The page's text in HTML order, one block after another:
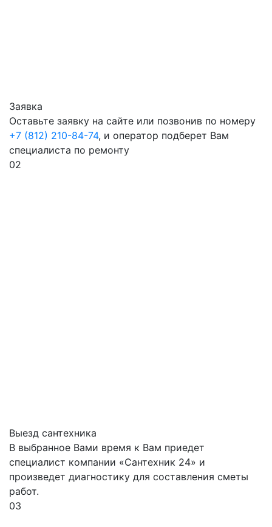
Заявка
Оставьте заявку на сайте или позвонив по номеру
+7 (812) 210-84-74, и оператор подберет Вам
специалиста по ремонту
02
Выезд сантехника
В выбранное Вами время к Вам приедет
специалист компании «Сантехник 24» и
произведет диагностику для составления сметы
работ.
03